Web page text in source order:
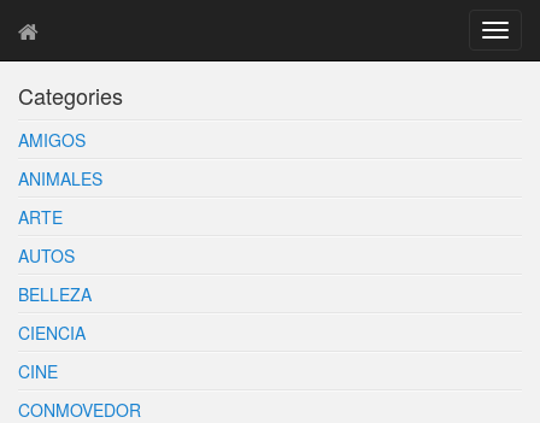
T
o
Categories
AMIGOS
ANIMALES
ARTE
AUTOS
BELLEZA
CIENCIA
CINE
CONMOVEDOR